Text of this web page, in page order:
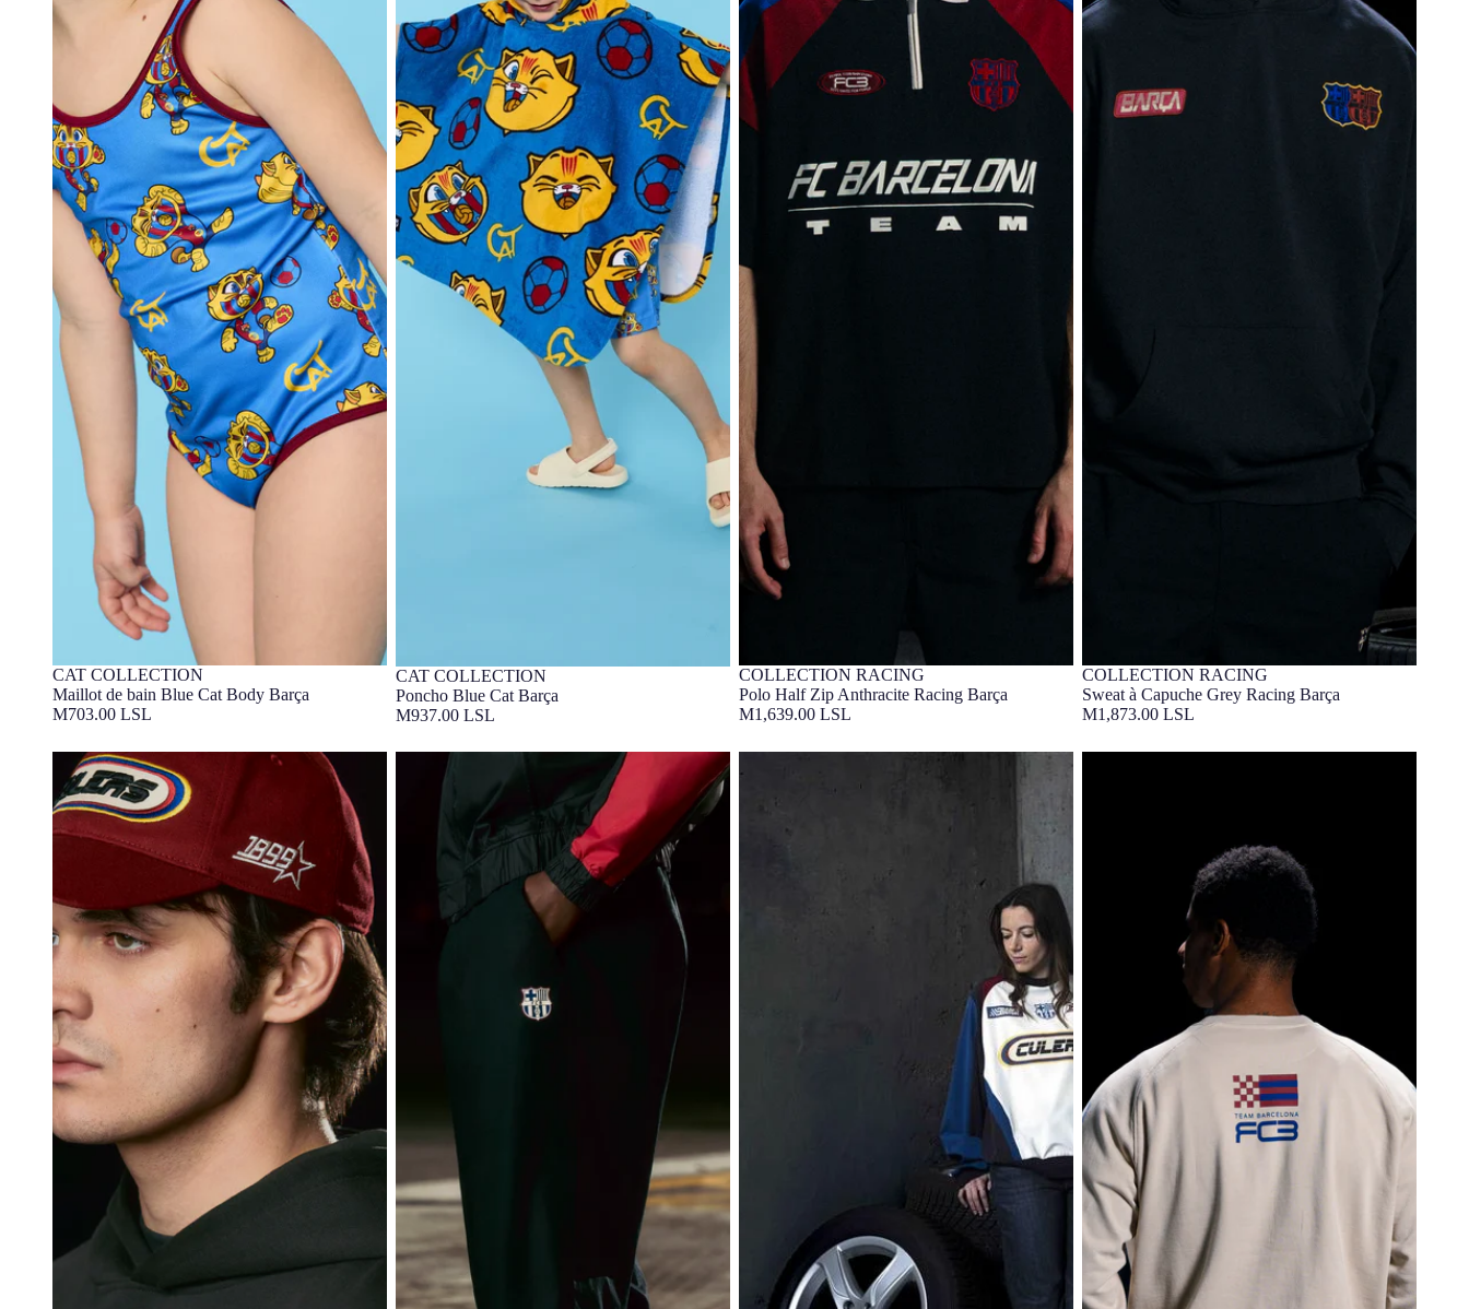
3-7 ANS
Barça Exclusif
CAT COLLECTION
Maillot de bain Blue Cat Body Barça
M703.00 LSL
3-7 ANS
Barça Exclusif
CAT COLLECTION
Poncho Blue Cat Barça
M937.00 LSL
Unités limitées
Barça Exclusif
COLLECTION RACING
Polo Half Zip Anthracite Racing Barça
M1,639.00 LSL
Unités limitées
Barça Exclusif
COLLECTION RACING
Sweat à Capuche Grey Racing Barça
M1,873.00 LSL
Casquette Burgundy Racing Barça Pantalon Noir Racing Barça